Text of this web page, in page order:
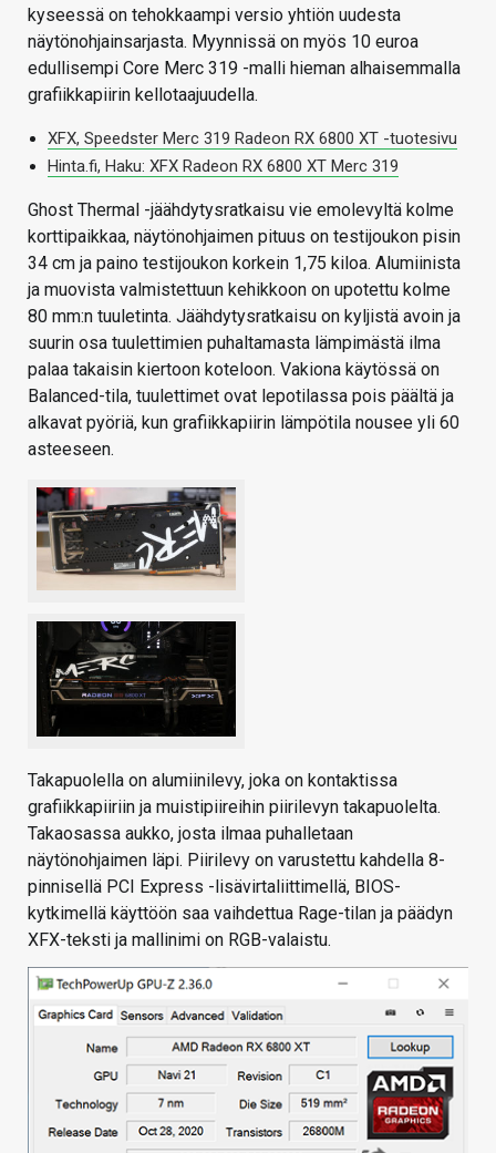
kyseessä on tehokkaampi versio yhtiön uudesta
näytönohjainsarjasta. Myynnissä on myös 10 euroa
edullisempi Core Merc 319 -malli hieman alhaisemmalla
grafiikkapiirin kellotaajuudella.
XFX, Speedster Merc 319 Radeon RX 6800 XT -tuotesivu
Hinta.fi, Haku: XFX Radeon RX 6800 XT Merc 319
Ghost Thermal -jäähdytysratkaisu vie emolevyltä kolme
korttipaikkaa, näytönohjaimen pituus on testijoukon pisin
34 cm ja paino testijoukon korkein 1,75 kiloa. Alumiinista
ja muovista valmistettuun kehikkoon on upotettu kolme
80 mm:n tuuletinta. Jäähdytysratkaisu on kyljistä avoin ja
suurin osa tuulettimien puhaltamasta lämpimästä ilma
palaa takaisin kiertoon koteloon. Vakiona käytössä on
Balanced-tila, tuulettimet ovat lepotilassa pois päältä ja
alkavat pyöriä, kun grafiikkapiirin lämpötila nousee yli 60
asteeseen.
Takapuolella on alumiinilevy, joka on kontaktissa
grafiikkapiiriin ja muistipiireihin piirilevyn takapuolelta.
Takaosassa aukko, josta ilmaa puhalletaan
näytönohjaimen läpi. Piirilevy on varustettu kahdella 8-
pinnisellä PCI Express -lisävirtaliittimellä, BIOS-
kytkimellä käyttöön saa vaihdettua Rage-tilan ja päädyn
XFX-teksti ja mallinimi on RGB-valaistu.